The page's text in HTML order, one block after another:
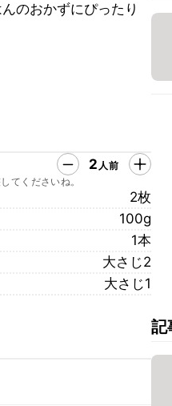
のおかずにぴったり
2 人前
てくださいね。
2枚
100g
1本
大さじ2
大さじ1
記